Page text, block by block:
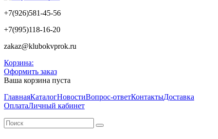
+7(926)581-45-56
+7(995)118-16-20
zakaz@klubokvprok.ru
Корзина:
Оформить заказ
Ваша корзина пуста
ГлавнаяКаталогНовостиВопрос-ответКонтактыДоставка
ОплатаЛичный кабинет